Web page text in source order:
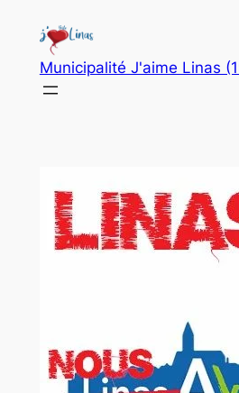
contenuMunicipalité J'aime Linas